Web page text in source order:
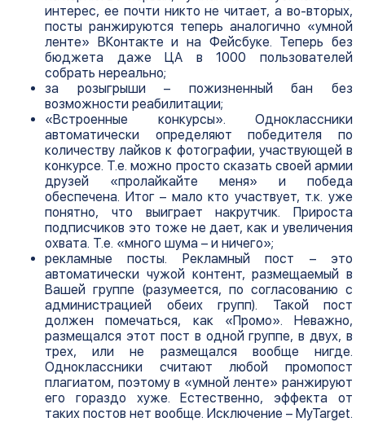
интерес, ее почти никто не читает, а во-вторых,
посты ранжируются теперь аналогично «умной
ленте» ВКонтакте и на Фейсбуке. Теперь без
бюджета даже ЦА в 1000 пользователей
собрать нереально;
за розыгрыши – пожизненный бан без
возможности реабилитации;
«Встроенные конкурсы». Одноклассники
автоматически определяют победителя по
количеству лайков к фотографии, участвующей в
конкурсе. Т.е. можно просто сказать своей армии
друзей «пролайкайте меня» и победа
обеспечена. Итог – мало кто участвует, т.к. уже
понятно, что выиграет накрутчик. Прироста
подписчиков это тоже не дает, как и увеличения
охвата. Т.е. «много шума – и ничего»;
рекламные посты. Рекламный пост – это
автоматически чужой контент, размещаемый в
Вашей группе (разумеется, по согласованию с
администрацией обеих групп). Такой пост
должен помечаться, как «Промо». Неважно,
размещался этот пост в одной группе, в двух, в
трех, или не размещался вообще нигде.
Одноклассники считают любой промопост
плагиатом, поэтому в «умной ленте» ранжируют
его гораздо хуже. Естественно, эффекта от
таких постов нет вообще. Исключение – MyTarget.